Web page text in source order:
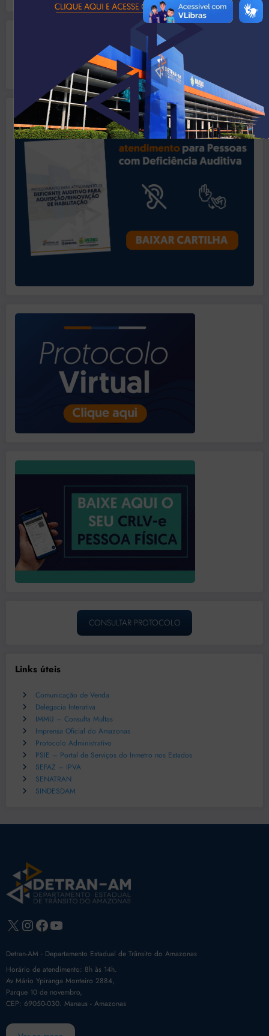
CONSULTAR PROTOCOLO
Links úteis
Comunicação de Venda
Delegacia Interativa
IMMU – Consulta Multas
Imprensa Oficial do Amazonas
Protocolo Administrativo
PSIE – Portal de Serviços do Inmetro nos Estados
SEFAZ – IPVA
SENATRAN
SINDESDAM
X Instagram
Facebook
Youtube
Detran-AM - Departamento Estadual de Trânsito do Amazonas
Horário de atendimento: 8h às 14h.
Av Mário Ypiranga Monteiro 2884,
Parque 10 de novembro,
CEP: 69050-030. Manaus - Amazonas